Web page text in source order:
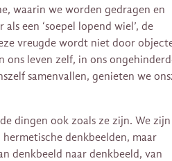
waarin we worden gedragen en
een ‘soepel lopend wiel’, de
vreugde wordt niet door
leven zelf, in ons
samenvallen, genieten we
dingen ook zoals ze zijn. We
denkbeelden, maar
denkbeeld naar denkbeeld, van